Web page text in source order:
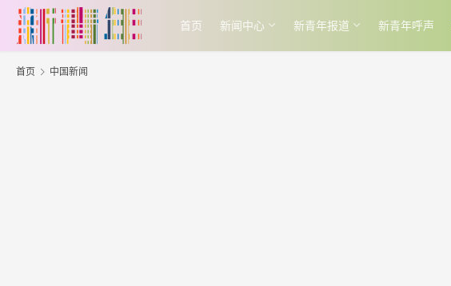
首页 新闻中心 新青年报道 新青年呼声
首页 中国新闻